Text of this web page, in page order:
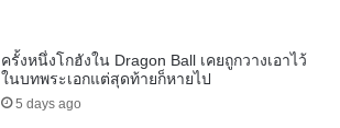
ครั้งหนึ่งโกฮังใน Dragon Ball เคยถูกวางเอาไว้
ในบทพระเอกแต่สุดท้ายก็หายไป
5 days ago